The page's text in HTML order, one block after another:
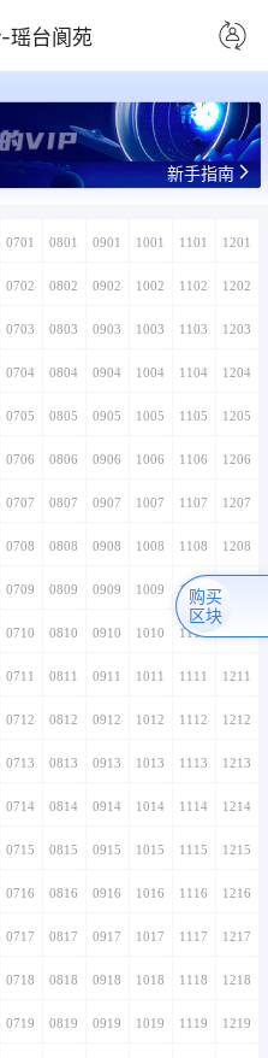
瑶台阆苑
的VIP
新手指南
0701 0801 0901 1001 1101 1201
0702 0802 0902 1002 1102 1202
0703 0803 0903 1003 1103 1203
0704 0804 0904 1004 1104 1204
0705 0805 0905 1005 1105 1205
0706 0806 0906 1006 1106 1206
0707 0807 0907 1007 1107 1207
0708 0808 0908 1008 1108 1208
0709 0809 0909 1009 1109
0710 0810 0910 1010 1110
0711 0811 0911 1011 1111 1211
0712 0812 0912 1012 1112 1212
0713 0813 0913 1013 1113 1213
0714 0814 0914 1014 1114 1214
0715 0815 0915 1015 1115 1215
0716 0816 0916 1016 1116 1216
0717 0817 0917 1017 1117 1217
0718 0818 0918 1018 1118 1218
0719 0819 0919 1019 1119 1219
购买
区块